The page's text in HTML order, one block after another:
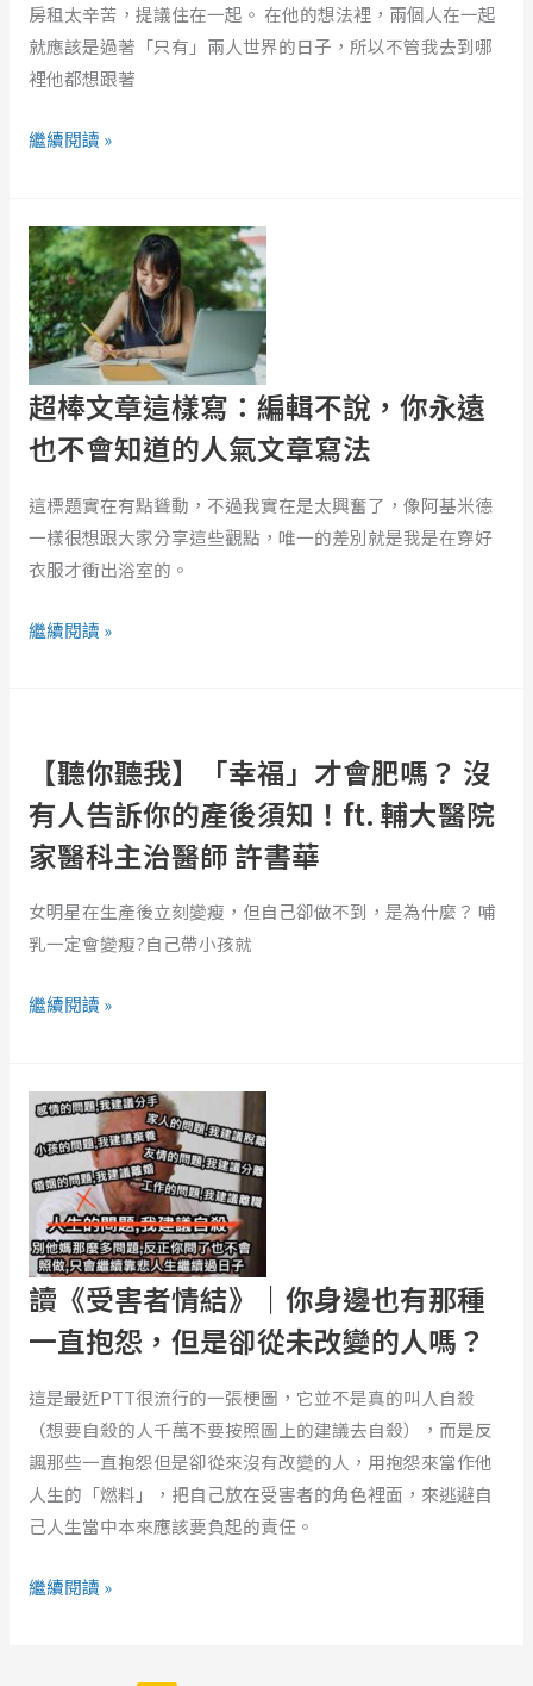
房租太辛苦，提議住在一起。 在他的想法裡，兩個人在一起
就應該是過著「只有」兩人世界的日子，所以不管我去到哪
裡他都想跟著
緒
勒
索，
該
找
回
逐
漸
消
失
自
我？
繼續閱讀 »
超棒文章這樣寫：編輯不說，你永遠
也不會知道的人氣文章寫法
這標題實在有點聳動，不過我實在是太興奮了，像阿基米德
一樣很想跟大家分享這些觀點，唯一的差別就是我是在穿好
衣服才衝出浴室的。
棒
文
章
這
樣
寫：
編
輯
不
說，
你
遠
的
人
文
章
法
繼續閱讀 »
【聽你聽我】「幸福」才會肥嗎？ 沒
有人告訴你的產後須知！ft. 輔大醫院
家醫科主治醫師 許書華
女明星在生產後立刻變瘦，但自己卻做不到，是為什麼？ 哺
乳一定會變瘦?自己帶小孩就
我】
「幸
福」
才
嗎？
人
告
訴
你
產
後
須
知！
輔
大
醫
院
家
醫
科
繼續閱讀 »
讀《受害者情結》｜你身邊也有那種
一直抱怨，但是卻從未改變的人嗎？
這是最近PTT很流行的一張梗圖，它並不是真的叫人自殺
（想要自殺的人千萬不要按照圖上的建議去自殺），而是反
諷那些一直抱怨但是卻從來沒有改變的人，用抱怨來當作他
人生的「燃料」，把自己放在受害者的角色裡面，來逃避自
己人生當中本來應該要負起的責任。
《受
害
者
情
結》
｜
你
身
也
有
那
種
一
抱
繼續閱讀 »